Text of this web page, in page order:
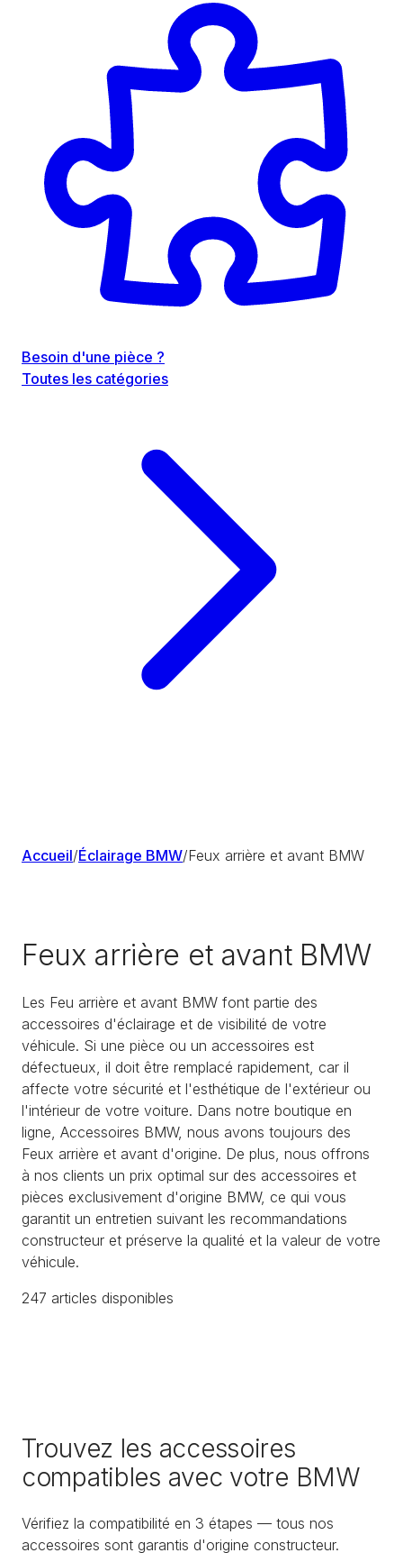
Besoin d'une pièce ?
Toutes les catégories
Accueil/Éclairage BMW/Feux arrière et avant BMW
Feux arrière et avant BMW
Les Feu arrière et avant BMW font partie des
accessoires d'éclairage et de visibilité de votre
véhicule. Si une pièce ou un accessoires est
défectueux, il doit être remplacé rapidement, car il
affecte votre sécurité et l'esthétique de l'extérieur ou
l'intérieur de votre voiture. Dans notre boutique en
ligne, Accessoires BMW, nous avons toujours des
Feux arrière et avant d'origine. De plus, nous offrons
à nos clients un prix optimal sur des accessoires et
pièces exclusivement d'origine BMW, ce qui vous
garantit un entretien suivant les recommandations
constructeur et préserve la qualité et la valeur de votre
véhicule.
247 articles disponibles
Trouvez les accessoires
compatibles avec votre BMW
Vérifiez la compatibilité en 3 étapes — tous nos
accessoires sont garantis d'origine constructeur.